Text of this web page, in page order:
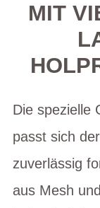
MIT
Die spezielle
passt sich
zuverlässig
aus Mesh